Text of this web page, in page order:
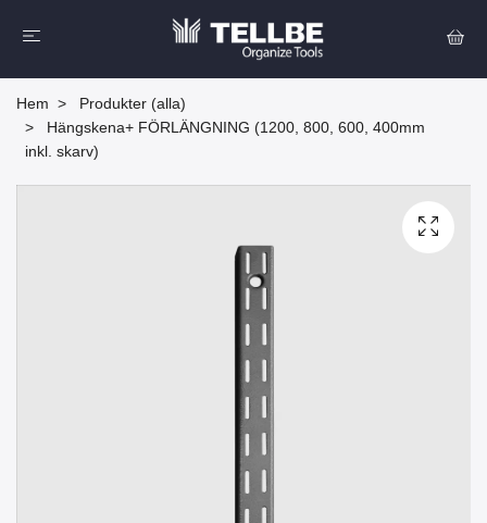
Hem
Produkter (alla)
Hängskena+ FÖRLÄNGNING (1200, 800, 600, 400mm
inkl. skarv)